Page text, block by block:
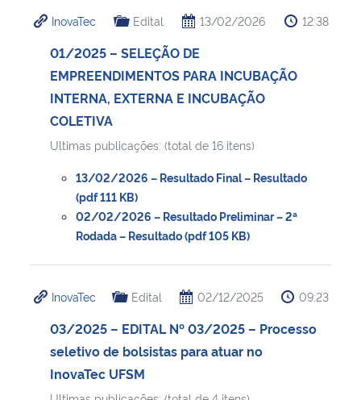
InovaTec Edital 13/02/2026 12:38
01/2025 – SELEÇÃO DE
EMPREENDIMENTOS PARA INCUBAÇÃO
INTERNA, EXTERNA E INCUBAÇÃO
COLETIVA
Ultimas publicações: (total de 16 itens)
13/02/2026 – Resultado Final – Resultado
(pdf 111 KB)
02/02/2026 – Resultado Preliminar – 2ª
Rodada – Resultado (pdf 105 KB)
InovaTec Edital 02/12/2025 09:23
03/2025 – EDITAL Nº 03/2025 – Processo
seletivo de bolsistas para atuar no
InovaTec UFSM